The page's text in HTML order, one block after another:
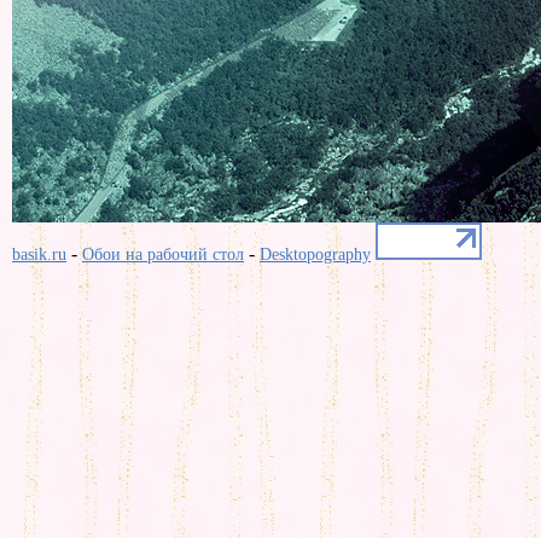
basik.ru -Обои на рабочий стол -Desktopography